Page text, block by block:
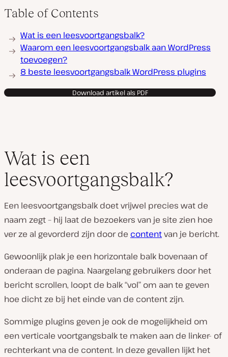
Table of Contents
Wat is een leesvoortgangsbalk?
Waarom een leesvoortgangsbalk aan WordPress
toevoegen?
8 beste leesvoortgangsbalk WordPress plugins
Download artikel als PDF
Wat is een
leesvoortgangsbalk?
Een leesvoortgangsbalk doet vrijwel precies wat de
naam zegt – hij laat de bezoekers van je site zien hoe
ver ze al gevorderd zijn door de contentvan je bericht.
Gewoonlijk plak je een horizontale balk bovenaan of
onderaan de pagina. Naargelang gebruikers door het
bericht scrollen, loopt de balk “vol” om aan te geven
hoe dicht ze bij het einde van de content zijn.
Sommige plugins geven je ook de mogelijkheid om
een verticale voortgangsbalk te maken aan de linker- of
rechterkant vna de content. In deze gevallen lijkt het